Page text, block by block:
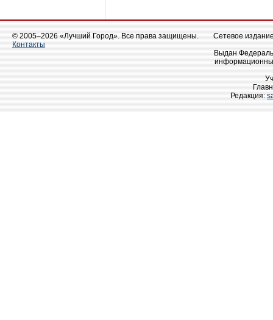
© 2005–2026 «Лучший Город». Все права защищены.
Контакты
Сетевое
Выдан
Редакция: